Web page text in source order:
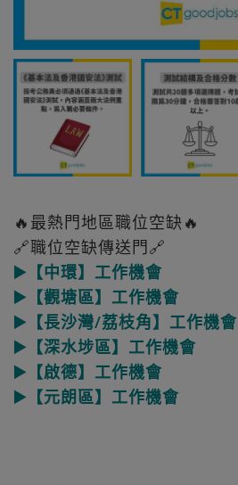
🔥最熱門地區職位空缺🔥
🔗職位空缺傳送門🔗
▶️【中環】工作機會
▶️【觀塘區】工作機會
▶️【長沙灣/荔枝角】工作機會
▶️【深水埗區】工作機會
▶️【啟德】工作機會
▶️【元朗區】工作機會